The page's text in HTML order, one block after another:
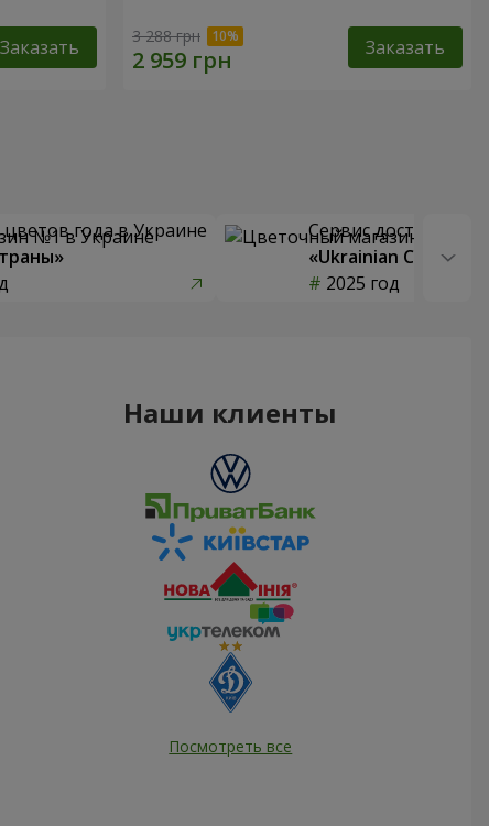
Заказать
3 288 грн Заказать
года в Украине
Сервис доставки
«Ukrainian Choice»
2025 год
Наши клиенты
Посмотреть все